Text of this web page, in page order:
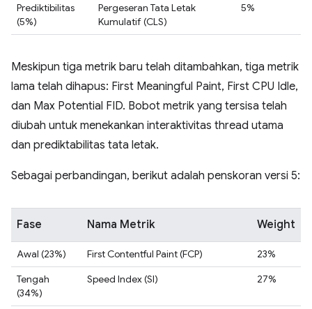
Prediktibilitas
(5%)
Pergeseran Tata Letak
Kumulatif (CLS)
5%
Meskipun tiga metrik baru telah ditambahkan, tiga metrik
lama telah dihapus: First Meaningful Paint, First CPU Idle,
dan Max Potential FID. Bobot metrik yang tersisa telah
diubah untuk menekankan interaktivitas thread utama
dan prediktabilitas tata letak.
Sebagai perbandingan, berikut adalah penskoran versi 5:
Fase Nama Metrik Weight
Awal (23%) First Contentful Paint (FCP)
23%
Tengah
(34%)
Speed Index (SI) 27%